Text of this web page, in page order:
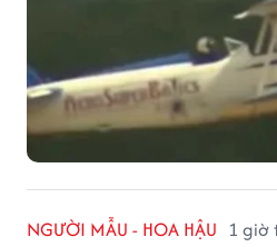
NGƯỜI MẪU - HOA HẬU 1 giờ